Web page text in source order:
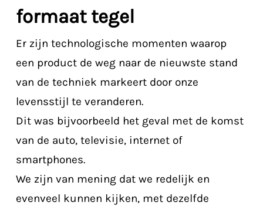
formaat tegel
Er zijn technologische momenten waarop
een product de weg naar de nieuwste stand
van de techniek markeert door onze
levensstijl te veranderen.
Dit was bijvoorbeeld het geval met de komst
van de auto, televisie, internet of
smartphones.
We zijn van mening dat we redelijk en
evenveel kunnen kijken, met dezelfde